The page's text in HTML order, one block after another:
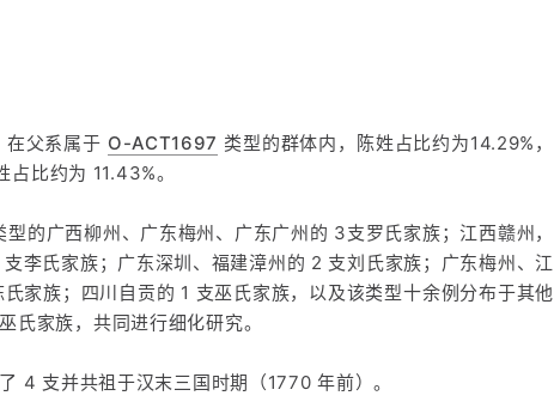
父系属于 O-ACT1697 类型的群体内，陈姓占比约为14.29%，
比约为 11.43%。
型的广西柳州、广东梅州、广东广州的 3支罗氏家族；江西赣州，
李氏家族；广东深圳、福建漳州的 2 支刘氏家族；广东梅州、江
家族；四川自贡的 1 支巫氏家族，以及该类型十余例分布于其他
氏家族，共同进行细化研究。
4 支并共祖于汉末三国时期（1770 年前）。